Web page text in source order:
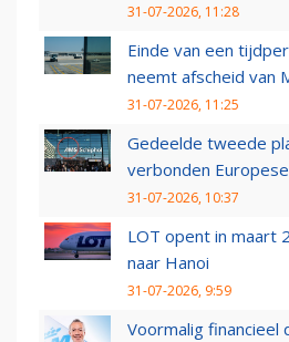
31-07-2026, 11:28
Einde van een
neemt afscheid van
31-07-2026, 11:25
Gedeelde tweede
verbonden
31-07-2026, 10:37
LOT opent in maart
naar Hanoi
31-07-2026, 9:59
Voormalig financieel